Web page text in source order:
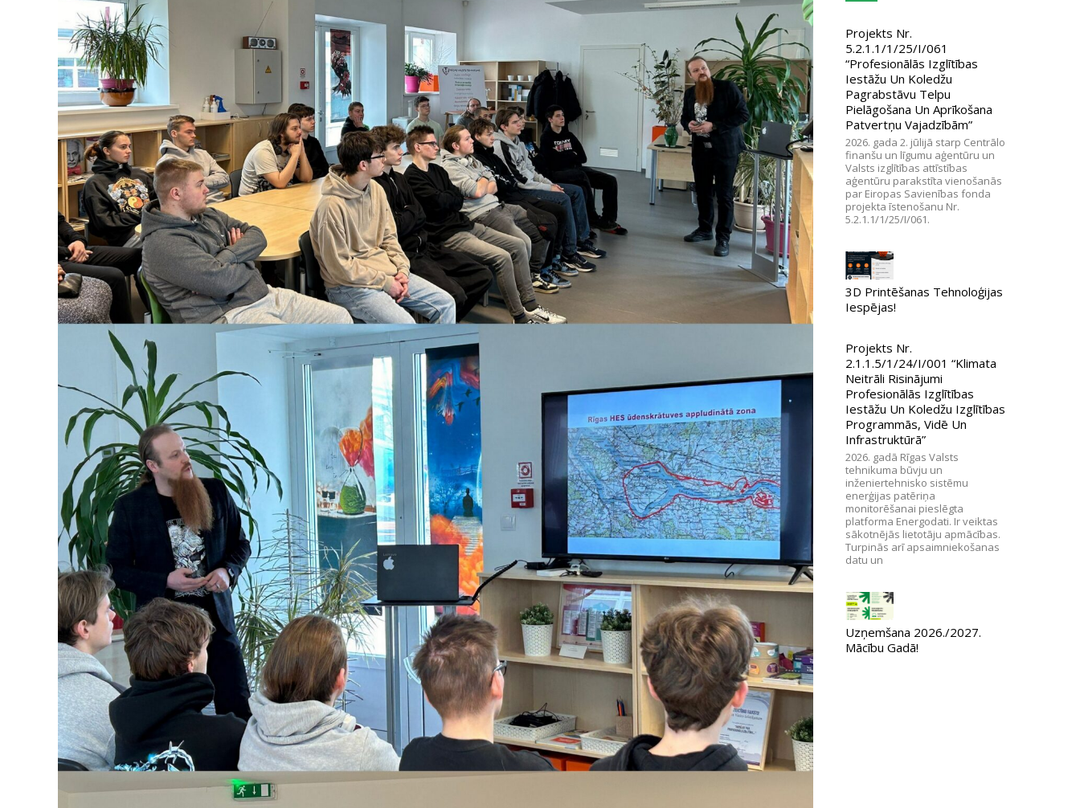
Projekts Nr.
5.2.1.1/1/25/I/061
“Profesionālās Izglītības
Iestāžu Un Koledžu
Pagrabstāvu Telpu
Pielāgošana Un Aprīkošana
Patvertņu Vajadzībām”
2026. gada 2. jūlijā starp Centrālo
finanšu un līgumu aģentūru un
Valsts izglītības attīstības
aģentūru parakstīta vienošanās
par Eiropas Savienības fonda
projekta īstenošanu Nr.
5.2.1.1/1/25/I/061.
3D Printēšanas Tehnoloģijas
Iespējas!
Projekts Nr.
2.1.1.5/1/24/I/001 “Klimata
Neitrāli Risinājumi
Profesionālās Izglītības
Iestāžu Un Koledžu Izglītības
Programmās, Vidē Un
Infrastruktūrā”
2026. gadā Rīgas Valsts
tehnikuma būvju un
inženiertehnisko sistēmu
enerģijas patēriņa
monitorēšanai pieslēgta
platforma Energodati. Ir veiktas
sākotnējās lietotāju apmācības.
Turpinās arī apsaimniekošanas
datu un
Uzņemšana 2026./2027.
Mācību Gadā!